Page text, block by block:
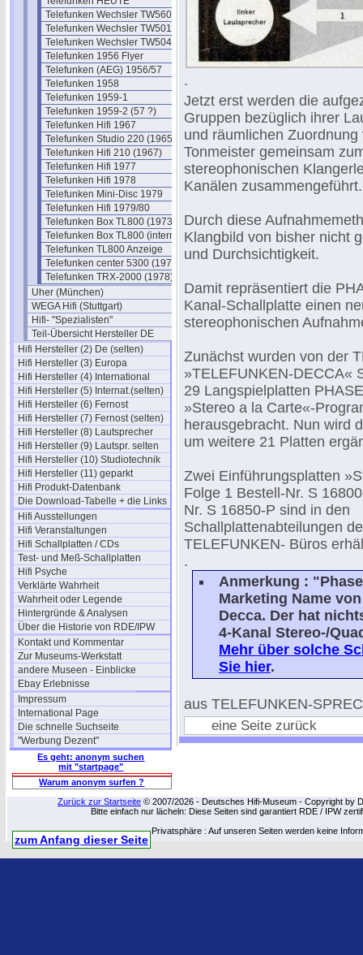
Telefunken Wechsler TW560 (1955)
Telefunken Wechsler TW501 (1958)
Telefunken Wechsler TW504 (1961)
Telefunken 1956 Flyer
Telefunken (AEG) 1956/57
Telefunken 1958
Telefunken 1959-1
Telefunken 1959-2 (57 ?)
Telefunken Hifi 1967
Telefunken Studio 220 (1965)
Telefunken Hifi 210 (1967)
Telefunken Hifi 1977
Telefunken Hifi 1978
Telefunken Mini-Disc 1979
Telefunken Hifi 1979/80
Telefunken Box TL800 (1973)
Telefunken Box TL800 (interna)
Telefunken TL800 Anzeige
Telefunken center 5300 (1976)
Telefunken TRX-2000 (1978)
Uher (München)
WEGA Hifi (Stuttgart)
Hifi- "Spezialisten"
Teil-Übersicht Hersteller DE
Hifi Hersteller (2) De (selten)
Hifi Hersteller (3) Europa
Hifi Hersteller (4) International
Hifi Hersteller (5) Internat.(selten)
Hifi Hersteller (6) Fernost
Hifi Hersteller (7) Fernost (selten)
Hifi Hersteller (8) Lautsprecher
Hifi Hersteller (9) Lautspr. selten
Hifi Hersteller (10) Studiotechnik
Hifi Hersteller (11) geparkt
Hifi Produkt-Datenbank
Die Download-Tabelle + die Links
Hifi Ausstellungen
Hifi Veranstaltungen
Hifi Schallplatten / CDs
Test- und Meß-Schallplatten
Hifi Psyche
Verklärte Wahrheit
Wahrheit oder Legende
Hintergründe & Analysen
Über die Historie von RDE/IPW
Kontakt und Kommentar
Zur Museums-Werkstatt
andere Museen - Einblicke
Ebay Erlebnisse
Impressum
International Page
Die schnelle Suchseite
"Werbung Dezent"
Es geht: anonym suchen
mit "startpage"
Warum anonym surfen ?
.
Jetzt erst werden die
Gruppen bezüglich ihrer
und räumlichen
Tonmeister gemeinsam
stereophonischen
Kanälen zusammengeführt.
Durch diese
Klangbild von bisher nicht
und Durchsichtigkeit.
Damit repräsentiert die
Kanal-Schallplatte einen
stereophonischen
Zunächst wurden von der
»TELEFUNKEN-DECCA«
29 Langspielplatten
»Stereo a la Carte«-
herausgebracht. Nun wird
um weitere 21 Platten
Zwei Einführungsplatten
Folge 1 Bestell-Nr. S
Nr. S 16850-P sind in den
Schallplattenabteilungen
TELEFUNKEN- Büros
.
Anmerkung :
Marketing Name
Decca. Der hat
4-Kanal Stereo-/
Mehr über solche
Sie hier.
aus TELEFUNKEN-
eine Seite zurück
Zurück zur Startseite © 2007/2026 - Deutsches Hifi-Museum - Copyright by
Bitte einfach nur lächeln: Diese Seiten sind garantiert RDE / IPW
Privatsphäre : Auf unseren Seiten werden keine
zum Anfang dieser Seite